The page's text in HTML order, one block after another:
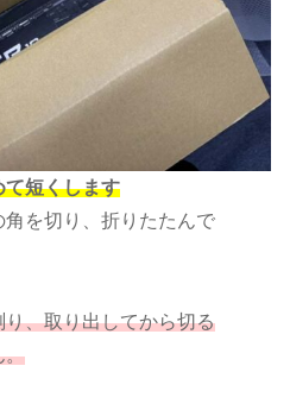
て短くします
を切り、折りたたんで
、取り出してから切る
。